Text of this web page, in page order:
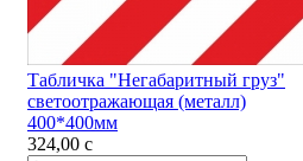
Табличка "Негабаритный груз"
светоотражающая (металл)
400*400мм
324,00 c